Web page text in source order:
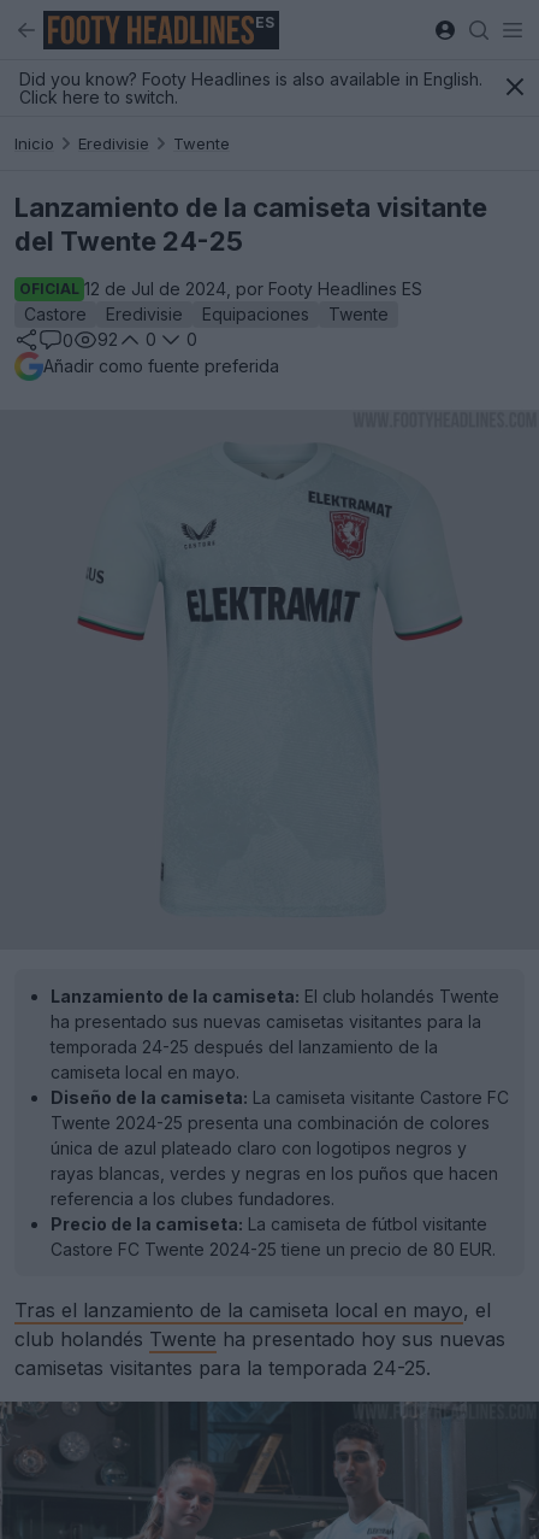
ES
Did you know? Footy Headlines is also available in English.
Click here to switch.
Inicio Eredivisie Twente
Lanzamiento de la camiseta visitante
del Twente 24-25
OFICIAL 12 de Jul de 2024, por Footy Headlines ES
Castore
Eredivisie Equipaciones
Twente
0
92 0
0
Añadir como fuente preferida
Lanzamiento de la camiseta: El club holandés Twente
ha presentado sus nuevas camisetas visitantes para la
temporada 24-25 después del lanzamiento de la
camiseta local en mayo.
Diseño de la camiseta: La camiseta visitante Castore FC
Twente 2024-25 presenta una combinación de colores
única de azul plateado claro con logotipos negros y
rayas blancas, verdes y negras en los puños que hacen
referencia a los clubes fundadores.
Precio de la camiseta: La camiseta de fútbol visitante
Castore FC Twente 2024-25 tiene un precio de 80 EUR.
Tras el lanzamiento de la camiseta local en mayo, el
club holandés Twente ha presentado hoy sus nuevas
camisetas visitantes para la temporada 24-25.